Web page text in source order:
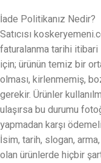
İade Politikanız Nedir?
Satıcısı
faturalanma tarihi
için; ürünün temiz bir
olması, kirlenmemiş,
gerekir. Ürünler
ulaşırsa bu durumu
yapmadan karşı
İsim, tarih, slogan,
olan ürünlerde hiçbir